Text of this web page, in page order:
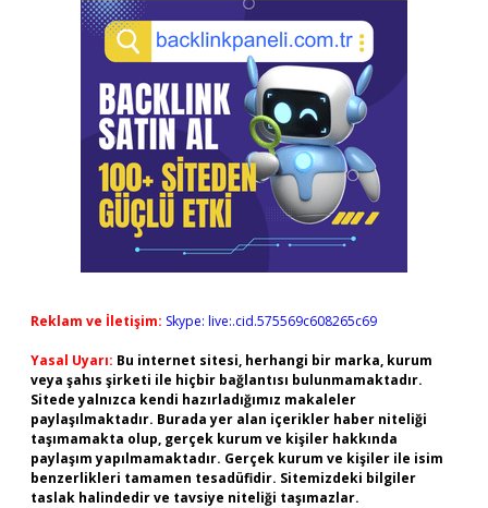
Reklam ve İletişim: Skype: live:.cid.575569c608265c69
Yasal Uyarı: Bu internet sitesi, herhangi bir marka, kurum
veya şahıs şirketi ile hiçbir bağlantısı bulunmamaktadır.
Sitede yalnızca kendi hazırladığımız makaleler
paylaşılmaktadır. Burada yer alan içerikler haber niteliği
taşımamakta olup, gerçek kurum ve kişiler hakkında
paylaşım yapılmamaktadır. Gerçek kurum ve kişiler ile isim
benzerlikleri tamamen tesadüfidir. Sitemizdeki bilgiler
taslak halindedir ve tavsiye niteliği taşımazlar.